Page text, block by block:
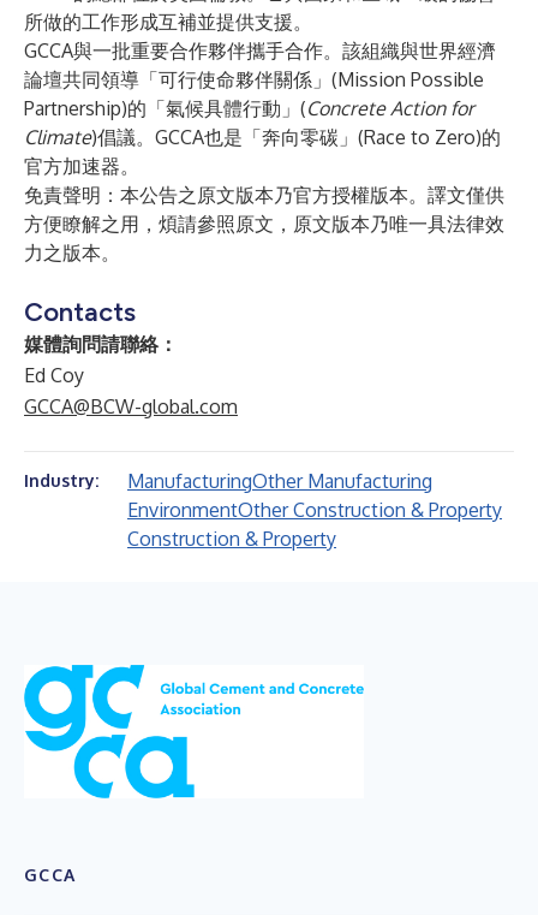
所做的工作形成互補並提供支援。
GCCA與一批重要合作夥伴攜手合作。該組織與世界經濟
論壇共同領導「可行使命夥伴關係」(Mission Possible
Partnership)的「氣候具體行動」(Concrete Action for
Climate)倡議。GCCA也是「奔向零碳」(Race to Zero)的
官方加速器。
免責聲明：本公告之原文版本乃官方授權版本。譯文僅供
方便瞭解之用，煩請參照原文，原文版本乃唯一具法律效
力之版本。
Contacts
媒體詢問請聯絡：
Ed Coy
GCCA@BCW-global.com
Industry: ManufacturingOther Manufacturing
EnvironmentOther Construction & Property
Construction & Property
GCCA